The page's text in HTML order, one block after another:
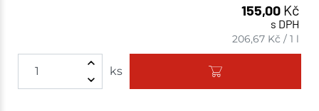
155,00 Kč
s DPH
206,67 Kč /1 l
ks